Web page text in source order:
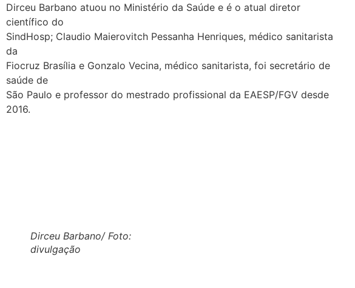
Dirceu Barbano atuou no Ministério da Saúde e é o atual diretor
científico do
SindHosp; Claudio Maierovitch Pessanha Henriques, médico sanitarista
da
Fiocruz Brasília e Gonzalo Vecina, médico sanitarista, foi secretário de
saúde de
São Paulo e professor do mestrado profissional da EAESP/FGV desde
2016.
Dirceu Barbano/ Foto:
divulgação